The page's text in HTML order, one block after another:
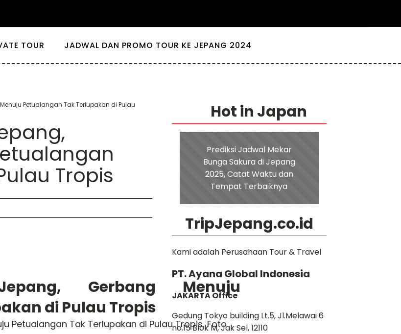
TOUR JADWAL DAN PROMO TOUR KE JEPANG 2024
Petualangan Tak Terlupakan di Pulau
Tropis
Gerbang Menuju
di Pulau Tropis
Hot in Japan
Prediksi Jadwal Mekar
Bunga Sakura di Jepang
2025, Catat Waktu dan
Tempat Terbaiknya
TripJepang.co.id
Kami adalah Perusahaan Tour & Travel
PT. Ayana Global Indonesia
JAKARTA Office
Gedung Tokyo building Lt.5, Jl.Melawai 6
no.15 Blok M, Jak Sel, 12110